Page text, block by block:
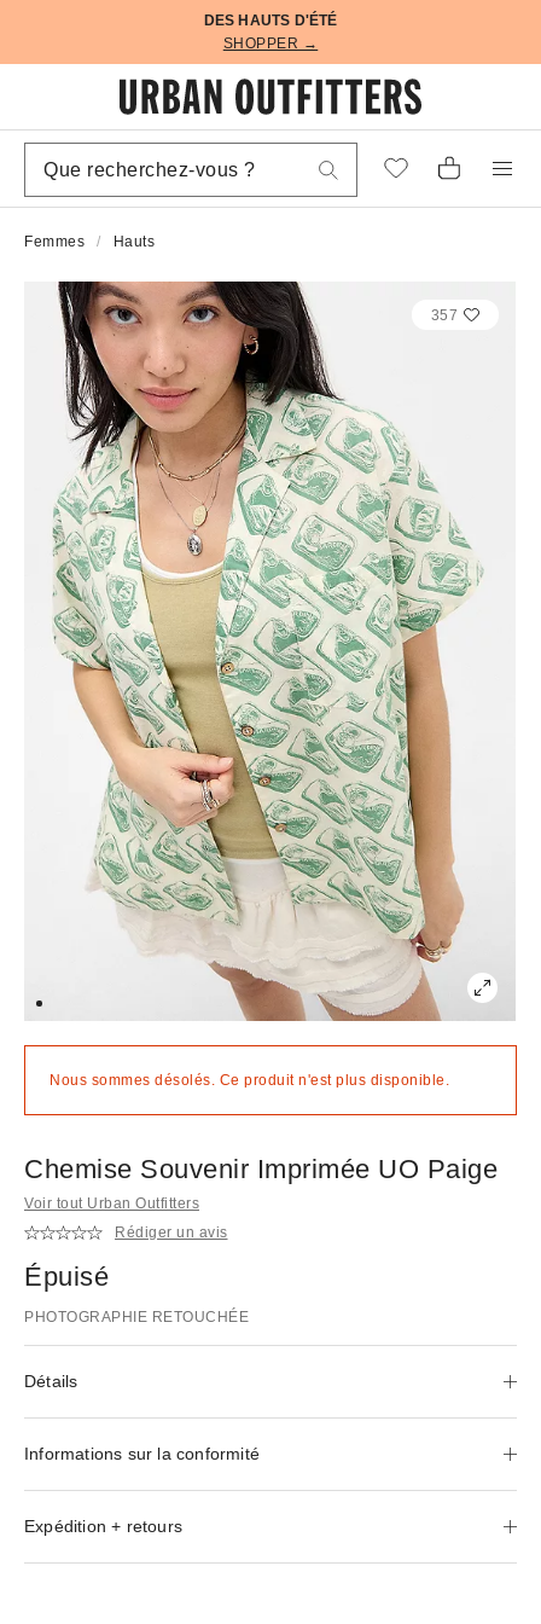
DES HAUTS D'ÉTÉ
SHOPPER →
Femmes Hauts
357
Nous sommes désolés. Ce produit n'est plus disponible.
Chemise Souvenir Imprimée UO Paige
Voir tout Urban Outfitters
Rédiger un avis
Épuisé
PHOTOGRAPHIE RETOUCHÉE
Détails
Informations sur la conformité
Expédition + retours